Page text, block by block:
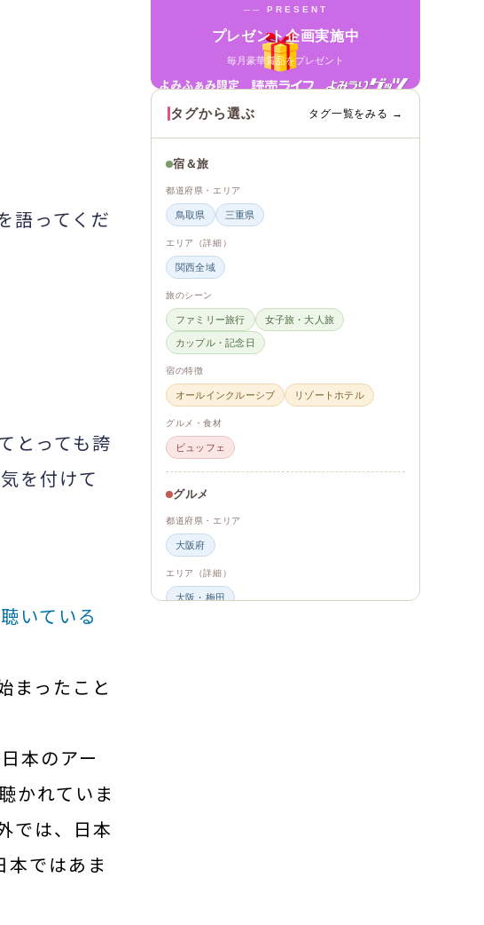
語ってくだ
とっても誇
を付けて
いている
まったこと
本のアー
かれていま
では、日本
本ではあま
── PRESENT
プレゼント企画実施中
毎月豪華賞品をプレゼント
タグから選ぶ タグ一覧をみる →
宿＆旅
都道府県・エリア
鳥取県 三重県
エリア（詳細）
関西全域
旅のシーン
ファミリー旅行 女子旅・大人旅
カップル・記念日
宿の特徴
オールインクルーシブ リゾートホテル
グルメ・食材
ビュッフェ
グルメ
都道府県・エリア
大阪府
エリア（詳細）
大阪・梅田